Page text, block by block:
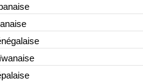
e
e
e
e
e